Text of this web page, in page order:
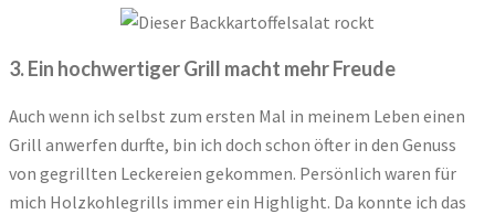
3. Ein hochwertiger Grill macht mehr Freude
Auch wenn ich selbst zum ersten Mal in meinem Leben einen
Grill anwerfen durfte, bin ich doch schon öfter in den Genuss
von gegrillten Leckereien gekommen. Persönlich waren für
mich Holzkohlegrills immer ein Highlight. Da konnte ich das